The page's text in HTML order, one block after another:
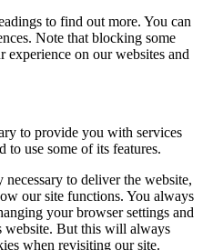
to find out more. You can
Note that blocking some
on our websites and
to provide you with services
to use some of its features.
necessary to deliver the website,
our site functions. You always
your browser settings and
website. But this will always
when revisiting our site.